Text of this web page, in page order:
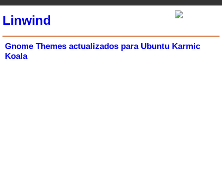
Linwind
Gnome Themes actualizados para Ubuntu Karmic
Koala